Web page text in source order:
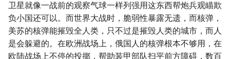
卫星就像一战前的观察气球一样列强用这东西帮炮兵观瞄欺
负小国还可以。而世界大战时，脆弱性暴露无遗，而核弹，
美苏的核弹能摧毁全人类，只不过是摧毁人类的城市，而人
是会躲避的。在欧洲战场上，俄国人的核弹根本不够用，在
欧陆战场上不停的投掷，帮助装甲部队扫平前方障碍，数百